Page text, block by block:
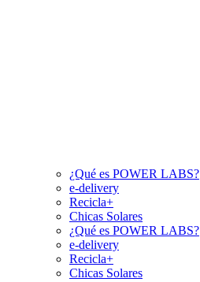
¿Qué es POWER LABS?
e-delivery
Recicla+
Chicas Solares
¿Qué es POWER LABS?
e-delivery
Recicla+
Chicas Solares